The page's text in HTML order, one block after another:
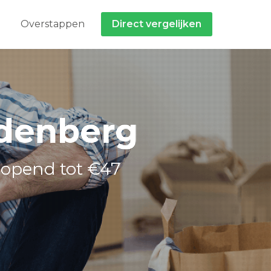
Overstappen Direct vergelijken
tot €47